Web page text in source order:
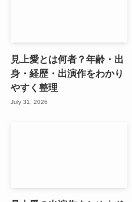
見上愛とは何者？年齢・出
身・経歴・出演作をわかり
やすく整理
July 31, 2026